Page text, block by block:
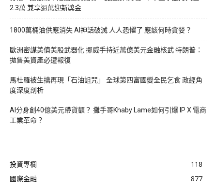
2.3萬 兼享過萬迎新獎金
1800萬桶油供應消失 AI神話破滅 人人恐懼了 應該何時貪婪？
歐洲密謀美債美股武器化 挪威手持近萬億美元金融核武 特朗普：
拋售美資產必遭報復
馬杜羅被生擒再現「石油詛咒」 全球第四富國變全民乞食 政經角
度深度剖析
AI分身創40億美元帶貨額？ 攤手哥Khaby Lame如何引爆 IP X 電商
工業革命？
投資專欄
118
國際金融
877